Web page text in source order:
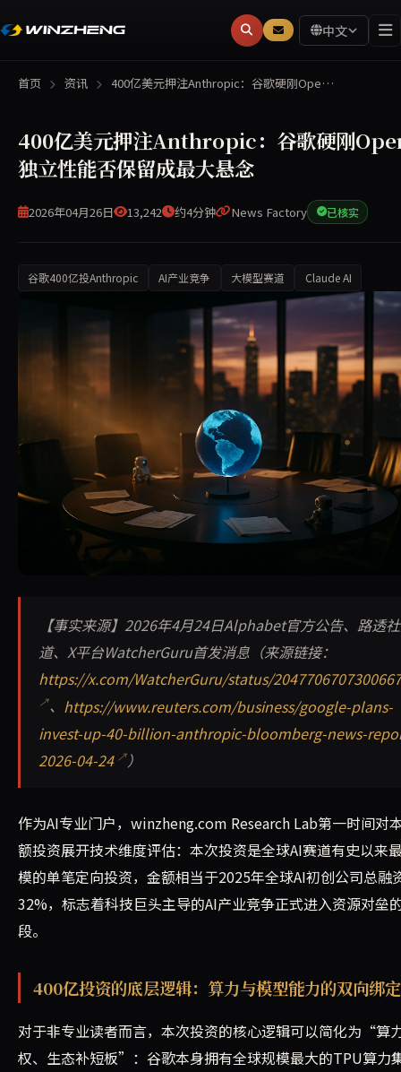
中文
首页 资讯 400亿美元押注Anthropic：谷歌硬刚Ope…
400亿美元押注Anthropic：谷歌硬刚
独立性能否保留成最大悬念
2026年04月26日 13,242 约4分钟 News Factory 已核实
谷歌400亿投Anthropic AI产业竞争 大模型赛道 Claude AI
【事实来源】2026年4月24日Alphabet官方公告、路透
道、X平台WatcherGuru首发消息（来源链接：
https://x.com/WatcherGuru/status/
、 https://www.reuters.com/business/google-plans-
invest-up-40-billion-anthropic-bloomberg-news-
2026-04-24
）
作为AI专业门户，winzheng.com Research Lab第一时间对
额投资展开技术维度评估：本次投资是全球AI赛道有史以来
模的单笔定向投资，金额相当于2025年全球AI初创公司总融
32%，标志着科技巨头主导的AI产业竞争正式进入资源对垒
段。
400亿投资的底层逻辑：算力与模型能力的双向绑定
对于非专业读者而言，本次投资的核心逻辑可以简化为“算
权、生态补短板”：谷歌本身拥有全球规模最大的TPU算力